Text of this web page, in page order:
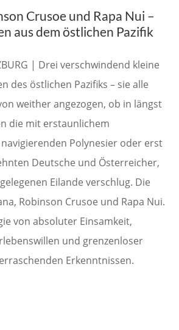
Crusoe und Rapa Nui –
aus dem östlichen Pazifik
| Drei verschwindend kleine
des östlichen Pazifiks – sie alle
weither angezogen, ob in längst
die mit erstaunlichem
Polynesier oder erst
Deutsche und Österreicher,
Eilande verschlug. Die
Robinson Crusoe und Rapa Nui.
von absoluter Einsamkeit,
und grenzenloser
Erkenntnissen.